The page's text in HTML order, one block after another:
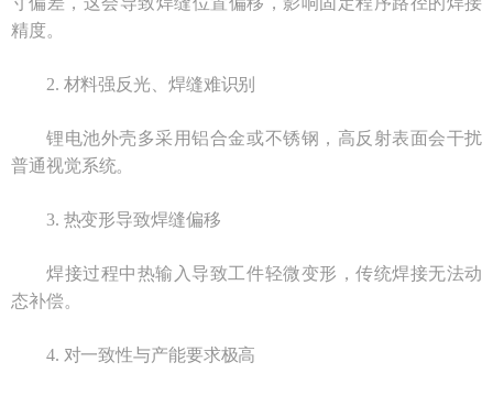
精度。
2. 材料强反光、焊缝难识别
锂电池外壳多采用铝合金或不锈钢，高反射表面会干扰
普通视觉系统。
3. 热变形导致焊缝偏移
焊接过程中热输入导致工件轻微变形，传统焊接无法动
态补偿。
4. 对一致性与产能要求极高